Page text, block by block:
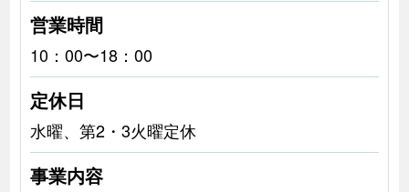
営業時間
10：00〜18：00
定休日
水曜、第2・3火曜定休
事業内容